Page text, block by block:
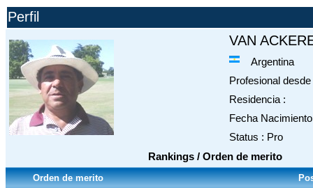
Perfil
VAN
Argentina
Profesional desde
Residencia :
Fecha
Status : Pro
Rankings / Orden de merito
Orden de merito